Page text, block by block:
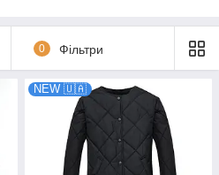
купуйте необхідний вам товар за
потрібного Вам товару!
0 Фільтри
NEW 🇺🇦